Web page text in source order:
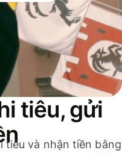
tiêu, gửi
tiêu và nhận tiền bằng